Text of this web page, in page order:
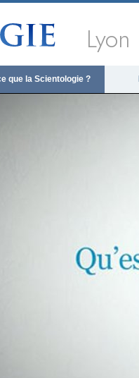
Lyon
que la Scientologie ?